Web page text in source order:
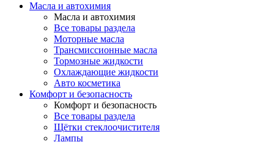
Масла и автохимия
Масла и автохимия
Все товары раздела
Моторные масла
Трансмиссионные масла
Тормозные жидкости
Охлаждающие жидкости
Авто косметика
Комфорт и безопасность
Комфорт и безопасность
Все товары раздела
Щётки стеклоочистителя
Лампы